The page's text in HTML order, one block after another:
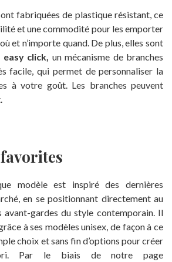
fabriquées de plastique résistant, ce
et une commodité pour les emporter
et n’importe quand. De plus, elles sont
click, un mécanisme de branches
facile, qui permet de personnaliser la
à votre goût. Les branches peuvent
modèle est inspiré des dernières
en se positionnant directement au
avant-gardes du style contemporain. Il
à ses modèles unisex, de façon à ce
choix et sans fin d’options pour créer
Par le biais de notre page